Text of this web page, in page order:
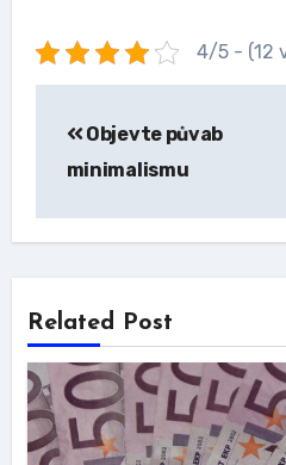
4/5 - (12
pro
příspěvek
Objevte půvab
minimalismu
Related Post